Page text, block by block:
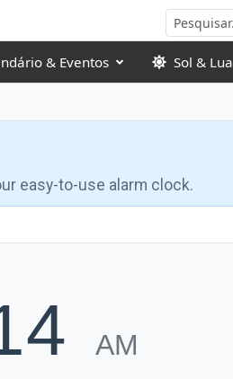
& Eventos Sol & Lua
easy-to-use alarm clock.
AM